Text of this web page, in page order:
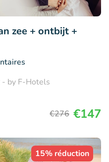
zee + ontbijt +
by F-Hotels
€276 €147
15% réduction